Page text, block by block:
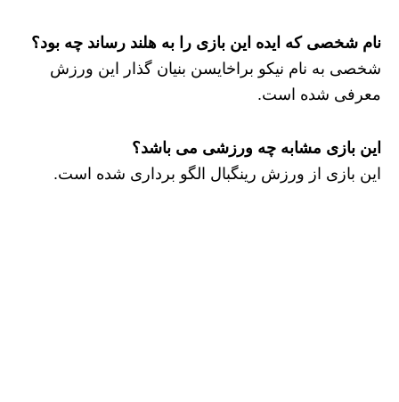
نام شخصی که ایده این بازی را به هلند رساند چه بود؟
شخصی به نام نیکو براخایسن بنیان گذار این ورزش
معرفی شده است.
این بازی مشابه چه ورزشی می باشد؟
این بازی از ورزش رینگبال الگو برداری شده است.